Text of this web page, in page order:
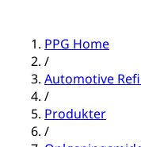
PPG Home
/
Automotive
/
Produkter
/